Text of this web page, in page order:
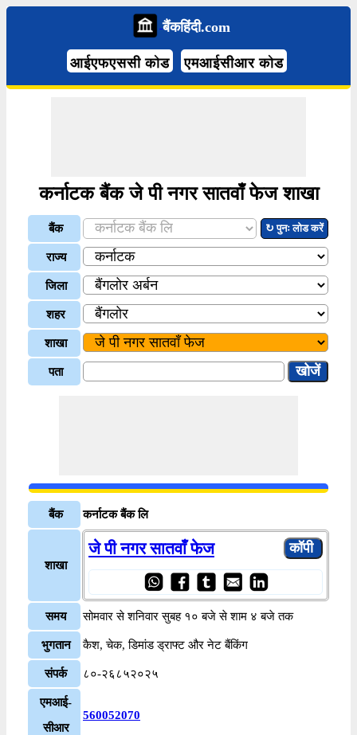
बैंकहिंदी.com
आईएफएससी कोड एमआईसीआर कोड
कर्नाटक बैंक जे पी नगर सातवाँ फेज शाखा
बैंक ↻ पुनः लोड करें
राज्य
जिला
शहर
शाखा
पता
बैंक कर्नाटक बैंक लि
शाखा
जे पी नगर सातवाँ फेज
समय सोमवार से शनिवार सुबह १० बजे से शाम ४ बजे तक
भुगतान कैश, चेक, डिमांड ड्राफ्ट और नेट बैंकिंग
संपर्क ८०-२६८५२०२५
एमआई-
सीआर
560052070